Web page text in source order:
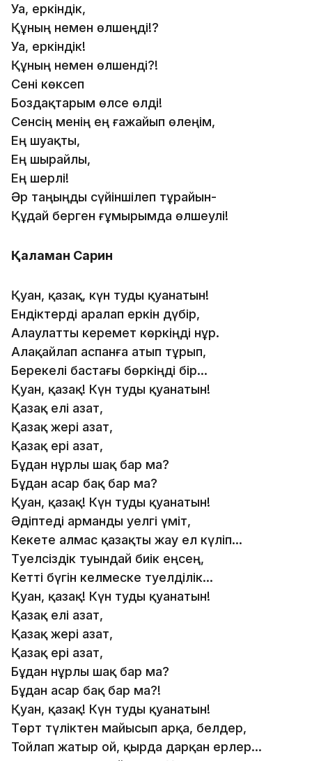
Уа, еркіндік,
Құның немен өлшеңді!?
Уа, еркіндік!
Құның немен өлшенді?!
Сені көксеп
Боздақтарым өлсе өлді!
Сенсің менің ең ғажайып өлеңім,
Ең шуақты,
Ең шырайлы,
Ең шерлі!
Әр таңыңды сүйіншілеп тұрайын-
Құдай берген ғұмырымда өлшеулі!
Қалқаман Сарин
Қуан, қазақ, күн туды қуанатын!
Ендіктерді аралап еркін дүбір,
Алаулатты керемет көркіңді нұр.
Алақайлап аспанға атып тұрып,
Берекелі бастағы бөркіңді бір...
Қуан, қазақ! Күн туды қуанатын!
Қазақ елі азат,
Қазақ жері азат,
Қазақ ері азат,
Бұдан нұрлы шақ бар ма?
Бұдан асар бақ бар ма?
Қуан, қазақ! Күн туды қуанатын!
Әдіптеді арманды әуелгі үміт,
Кекете алмас қазақты жау ел күліп...
Тәуелсіздік туындай биік еңсең,
Кетті бүгін келмеске тәуелділік...
Қуан, қазақ! Күн туды қуанатын!
Қазақ елі азат,
Қазақ жері азат,
Қазақ ері азат,
Бұдан нұрлы шақ бар ма?
Бұдан асар бақ бар ма?!
Қуан, қазақ! Күн туды қуанатын!
Төрт түліктен майысып арқа, белдер,
Тойлап жатыр ой, қырда дарқан ерлер...